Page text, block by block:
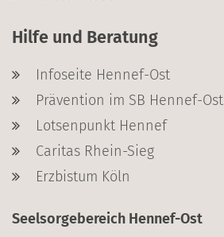
Hilfe und Beratung
Infoseite Hennef-Ost
Prävention im SB Hennef-Ost
Lotsenpunkt Hennef
Caritas Rhein-Sieg
Erzbistum Köln
Seelsorgebereich Hennef-Ost